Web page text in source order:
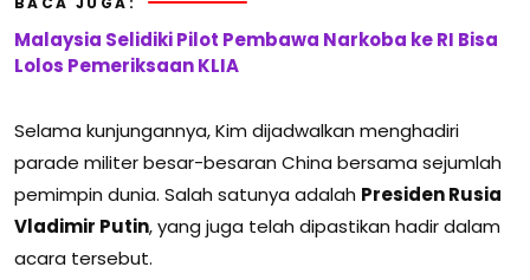
Malaysia Selidiki Pilot Pembawa Narkoba ke RI Bisa
Lolos Pemeriksaan KLIA
Selama kunjungannya, Kim dijadwalkan menghadiri
parade militer besar-besaran China bersama sejumlah
pemimpin dunia. Salah satunya adalah Presiden Rusia
Vladimir Putin, yang juga telah dipastikan hadir dalam
acara tersebut.